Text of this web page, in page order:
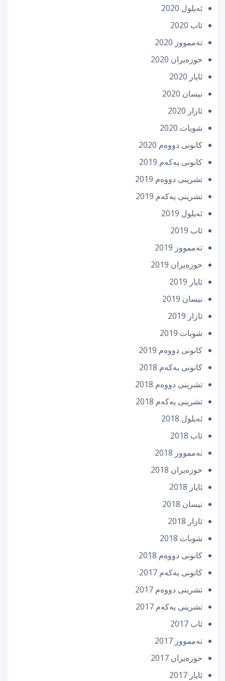
ئه‌یلول 2020
ئاب 2020
تەممووز 2020
حوزه‌یران 2020
ئایار 2020
نیسان 2020
ئازار 2020
شوبات 2020
كانونی دووه‌م 2020
كانونی یه‌كه‌م 2019
تشرینی دووه‌م 2019
تشرینی یه‌كه‌م 2019
ئه‌یلول 2019
ئاب 2019
تەممووز 2019
حوزه‌یران 2019
ئایار 2019
نیسان 2019
ئازار 2019
شوبات 2019
كانونی دووه‌م 2019
كانونی یه‌كه‌م 2018
تشرینی دووه‌م 2018
تشرینی یه‌كه‌م 2018
ئه‌یلول 2018
ئاب 2018
تەممووز 2018
حوزه‌یران 2018
ئایار 2018
نیسان 2018
ئازار 2018
شوبات 2018
كانونی دووه‌م 2018
كانونی یه‌كه‌م 2017
تشرینی دووه‌م 2017
تشرینی یه‌كه‌م 2017
ئاب 2017
تەممووز 2017
حوزه‌یران 2017
ئایار 2017